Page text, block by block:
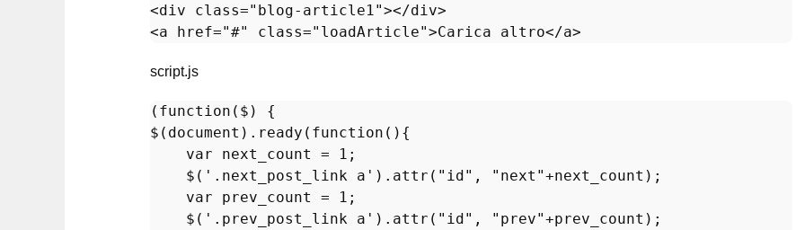
<div class=" blog- article1"></div>
<a href="#" class=" loadArticle">Carica altro</a
script.js
( function ( $ ) {
$( document ). ready ( function ( ){
var next_count = 1 ;
    $(
'.next_post_link a' ). attr ( "id" , "next"+next_count);
var prev_count = 1 ;
    $(
'.prev_post_link a' ). attr ( "id" , "prev"+prev_count);